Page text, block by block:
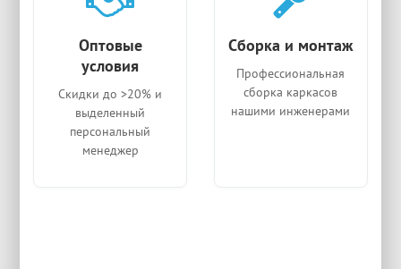
Оптовые
условия
Скидки до >20% и
выделенный
персональный
менеджер
Сборка и монтаж
Профессиональная
сборка каркасов
нашими инженерами